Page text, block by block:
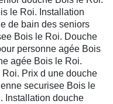
le Roi. Installation
de bain des seniors
Bois le Roi. Douche
personne agée Bois
agée Bois le Roi.
Prix d une douche
securisee Bois le
Installation douche